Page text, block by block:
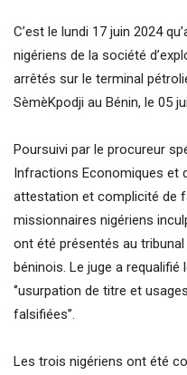
C’est le lundi 17 juin 2024
nigériens de la société
arrêtés sur le terminal
SèmèKpodji au Bénin, le 05
Poursuivi par le procureur
Infractions Economiques et
attestation et complicité de
missionnaires nigériens
ont été présentés au
béninois. Le juge a
‘’usurpation de titre et
falsifiées’’.
Les trois nigériens ont été